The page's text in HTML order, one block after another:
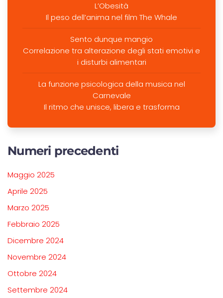
L’Obesità
Il peso dell’anima nel film The Whale
Sento dunque mangio
Correlazione tra alterazione degli stati emotivi e
i disturbi alimentari
La funzione psicologica della musica nel
Carnevale
Il ritmo che unisce, libera e trasforma
Numeri precedenti
Maggio 2025
Aprile 2025
Marzo 2025
Febbraio 2025
Dicembre 2024
Novembre 2024
Ottobre 2024
Settembre 2024